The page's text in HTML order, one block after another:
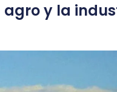
agro y la